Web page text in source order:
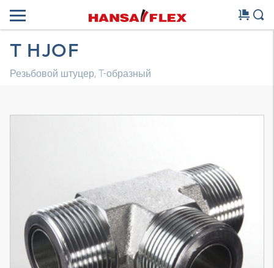
T HJOF
Резьбовой штуцер, T-образный